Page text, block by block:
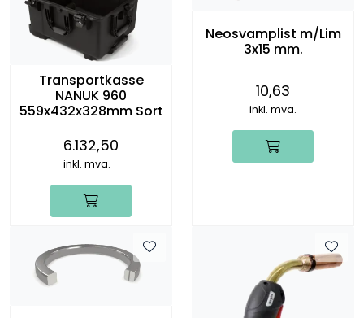
Transportkasse
NANUK 960
559x432x328mm Sort
6.132,50
inkl. mva.
Neosvamplist m/Lim
3x15 mm.
10,63
inkl. mva.